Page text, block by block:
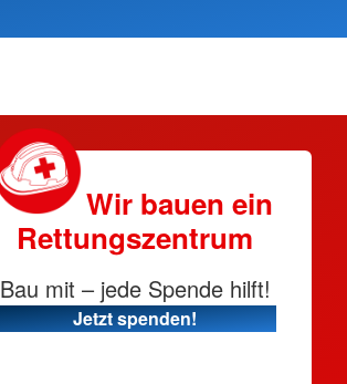
Wir bauen ein
Rettungszentrum
Bau mit – jede Spende hilft!
Jetzt spenden!